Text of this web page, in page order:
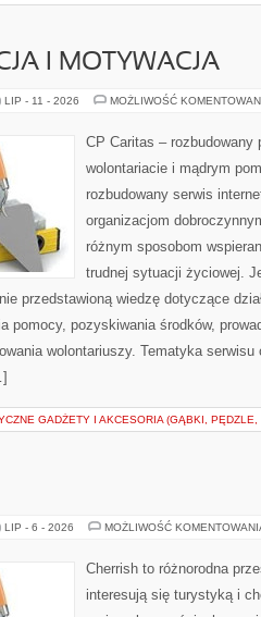
I MOTYWACJA
LIP - 11 - 2026 MOŻLIWOŚĆ
CP Caritas – rozbudowany
wolontariacie i mądrym
rozbudowany serwis
organizacjom
różnym sposobom
trudnej sytuacji życiowej.
przedstawioną wiedzę dotyczące
pomocy, pozyskiwania środków,
wolontariuszy. Tematyka
GADŻETY I AKCESORIA (GĄBKI, PĘDZLE,
LIP - 6 - 2026 MOŻLIWOŚĆ
Cherrish to różnorodna
interesują się turystyką i